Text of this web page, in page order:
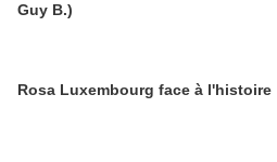
Guy B.)
Rosa Luxembourg face à l'histoire